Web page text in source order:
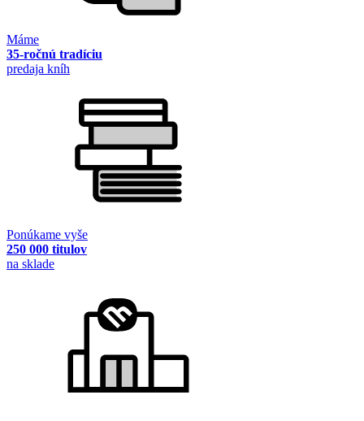
Máme
35-ročnú tradíciu
predaja kníh
Ponúkame vyše
250 000 titulov
na sklade